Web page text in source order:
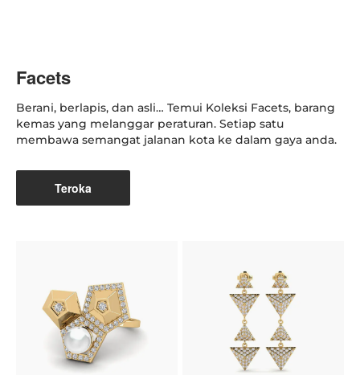
Facets
Berani, berlapis, dan asli… Temui Koleksi Facets, barang
kemas yang melanggar peraturan. Setiap satu
membawa semangat jalanan kota ke dalam gaya anda.
Teroka